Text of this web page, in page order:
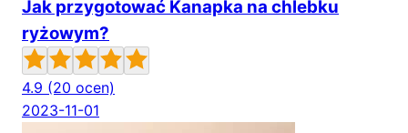
Jak przygotować Kanapka na chlebku
ryżowym?
4.9 (20 ocen)
2023-11-01